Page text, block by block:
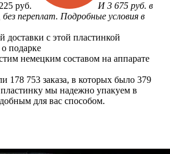
руб.
И 3 675 руб. в
без переплат. Подробные условия в
доставки с этой пластинкой
подарке
немецким составом на аппарате
178 753 заказа, в которых было 379
мы надежно упакуем в
для вас способом.